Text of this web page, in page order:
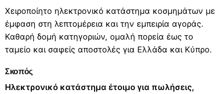
Χειροποίητο ηλεκτρονικό κατάστημα κοσμημάτων με
έμφαση στη λεπτομέρεια και την εμπειρία αγοράς.
Καθαρή δομή κατηγοριών, ομαλή πορεία έως το
ταμείο και σαφείς αποστολές για Ελλάδα και Κύπρο.
Σκοπός
Ηλεκτρονικό κατάστημα έτοιμο για πωλήσεις,